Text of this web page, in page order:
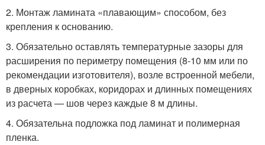
2. Монтаж ламината «плавающим» способом, без
крепления к основанию.
3. Обязательно оставлять температурные зазоры для
расширения по периметру помещения (8-10 мм или по
рекомендации изготовителя), возле встроенной мебели,
в дверных коробках, коридорах и длинных помещениях
из расчета — шов через каждые 8 м длины.
4. Обязательна подложка под ламинат и полимерная
пленка.